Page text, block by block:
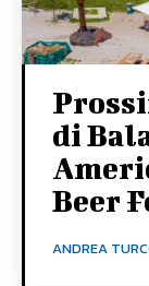
di
Beer
ANDREA